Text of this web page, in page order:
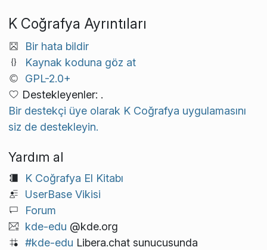
K Coğrafya Ayrıntıları
Bir hata bildir
Kaynak koduna göz at
GPL-2.0+
Destekleyenler: .
Bir destekçi üye olarak K Coğrafya uygulamasını
siz de destekleyin.
Yardım al
K Coğrafya El Kitabı
UserBase Vikisi
Forum
kde-edu @kde.org
#kde-edu Libera.chat sunucusunda